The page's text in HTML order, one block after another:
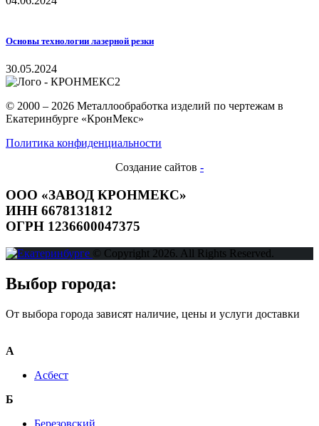
Основы технологии лазерной резки
30.05.2024
© 2000 – 2026 Металлообработка изделий по чертежам в
Екатеринбурге «КронМекс»
Политика конфиденциальности
Создание сайтов -
ООО «ЗАВОД КРОНМЕКС»
ИНН 6678131812
ОГРН 1236600047375
© Copyright 2026. All Rights Reserved.
Выбор города:
От выбора города зависят наличие, цены и услуги доставки
А
Асбест
Б